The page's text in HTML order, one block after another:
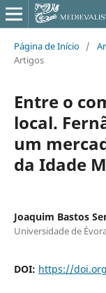
Página de Início /
Artigos
Entre o
local.
um
da Idade
Joaquim Bastos
Universidade de
DOI: https://